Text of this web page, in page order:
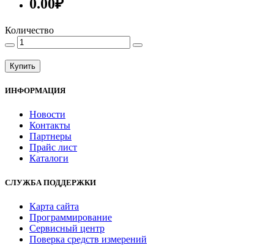
0.00₽
Количество
Купить
ИНФОРМАЦИЯ
Новости
Контакты
Партнеры
Прайс лист
Каталоги
СЛУЖБА ПОДДЕРЖКИ
Карта сайта
Программирование
Сервисный центр
Поверка средств измерений